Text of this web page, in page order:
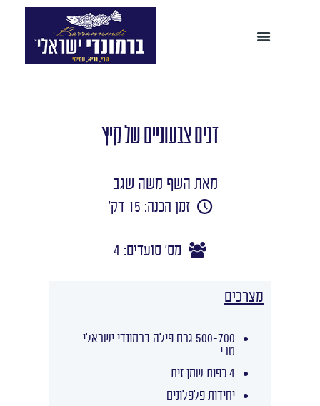
דגים צבעוניים של קיץ
מאת השף משה שגב
זמן הכנה: 15 דק'
מס' סועדים: 4
מצרכים
500-700 גרם פילה ברמונדי ישראלי
טרי
4 כפות שמן זית
יחידות פלפלונים